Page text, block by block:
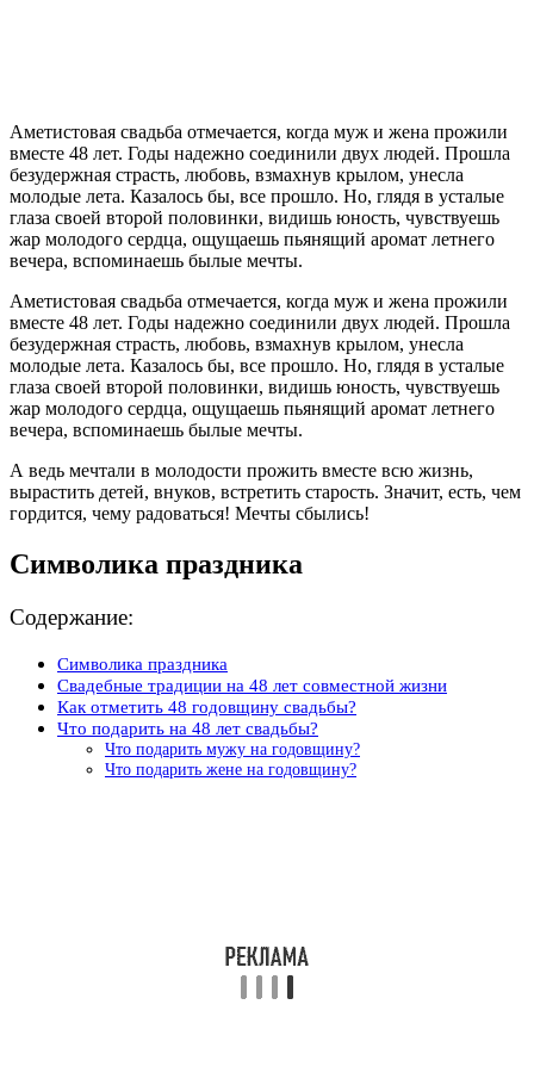
Аметистовая свадьба отмечается, когда муж и жена прожили
вместе 48 лет. Годы надежно соединили двух людей. Прошла
безудержная страсть, любовь, взмахнув крылом, унесла
молодые лета. Казалось бы, все прошло. Но, глядя в усталые
глаза своей второй половинки, видишь юность, чувствуешь
жар молодого сердца, ощущаешь пьянящий аромат летнего
вечера, вспоминаешь былые мечты.
Аметистовая свадьба отмечается, когда муж и жена прожили
вместе 48 лет. Годы надежно соединили двух людей. Прошла
безудержная страсть, любовь, взмахнув крылом, унесла
молодые лета. Казалось бы, все прошло. Но, глядя в усталые
глаза своей второй половинки, видишь юность, чувствуешь
жар молодого сердца, ощущаешь пьянящий аромат летнего
вечера, вспоминаешь былые мечты.
А ведь мечтали в молодости прожить вместе всю жизнь,
вырастить детей, внуков, встретить старость. Значит, есть, чем
гордится, чему радоваться! Мечты сбылись!
Символика праздника
Содержание:
Символика праздника
Свадебные традиции на 48 лет совместной жизни
Как отметить 48 годовщину свадьбы?
Что подарить на 48 лет свадьбы?
Что подарить мужу на годовщину?
Что подарить жене на годовщину?